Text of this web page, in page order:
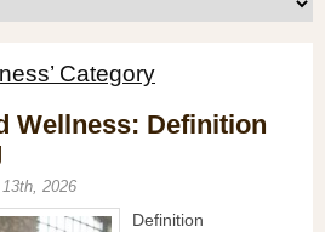
Category
Wellness: Definition
2026
Definition